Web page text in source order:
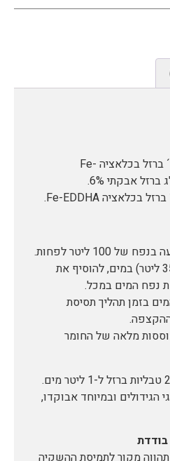
84 טבליות המכילות 60 גר´ ברזל בכלאציה Fe-
ליטר לפחות.
יש למלא שליש מהמכל (35 ליטר) במים, להוסיף את
נפח המים במכל.
בזמן תהליך תסיסת
להתמוססות מלאה של החומר
הגידולים ובמיוחד אבוקדו,
מקור לתמיסת ההשקיה